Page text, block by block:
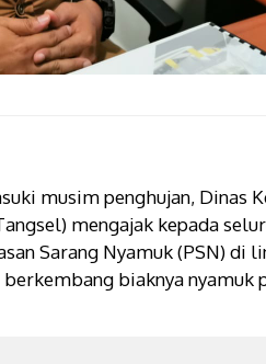
musim penghujan, Dinas
mengajak kepada
Sarang Nyamuk (PSN) di
biaknya nyamuk